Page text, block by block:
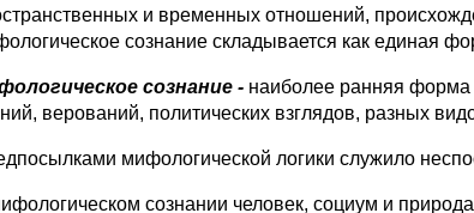
и временных отношений,
сознание складывается как единая
сознание - наиболее ранняя форма
верований, политических взглядов, разных
мифологической логики служило
сознании человек, социум и